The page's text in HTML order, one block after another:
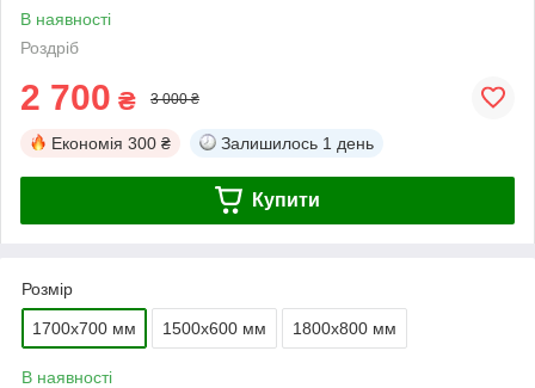
В наявності
Роздріб
2 700 ₴ 3 000 ₴
Економія 300 ₴ Залишилось 1 день
Купити
Розмір
1700х700 мм 1500х600 мм 1800х800 мм
В наявності